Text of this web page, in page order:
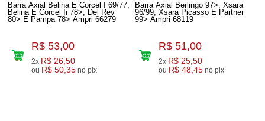
Barra Axial Belina E Corcel I 69/77,
Belina E Corcel Ii 78>, Del Rey
80> E Pampa 78> Ampri 66279
R$ 53,00
2x R$ 26,50
ou R$ 50,35 no pix
Barra Axial Berlingo 97>, Xsara
96/99, Xsara Picasso E Partner
99> Ampri 68119
R$ 51,00
2x R$ 25,50
ou R$ 48,45 no pix